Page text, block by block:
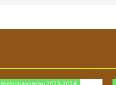
Posted